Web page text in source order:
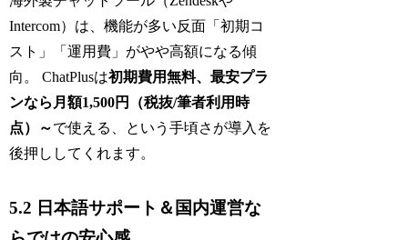
Intercom）は、機能が多い反面「初期コ
スト」「運用費」がやや高額になる傾
向。 ChatPlusは初期費用無料、最安プラ
ンなら月額1,500円（税抜/筆者利用時
点）～で使える、という手頃さが導入を
後押ししてくれます。
5.2 日本語サポート＆国内運営な